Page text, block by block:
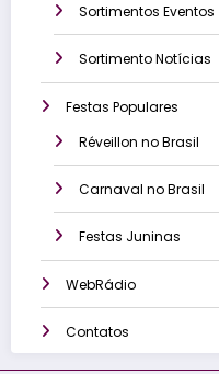
Sortimentos Eventos
Sortimento Notícias
Festas Populares
Réveillon no Brasil
Carnaval no Brasil
Festas Juninas
WebRádio
Contatos